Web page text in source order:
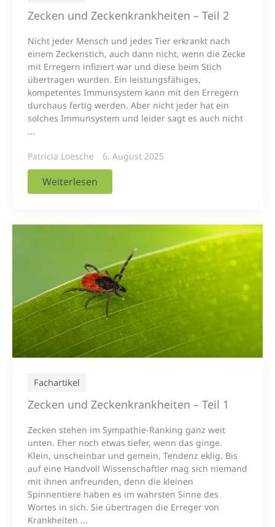
Zecken und Zeckenkrankheiten – Teil 2
Nicht jeder Mensch und jedes Tier erkrankt nach
einem Zeckenstich, auch dann nicht, wenn die Zecke
mit Erregern infiziert war und diese beim Stich
übertragen wurden. Ein leistungsfähiges,
kompetentes Immunsystem kann mit den Erregern
durchaus fertig werden. Aber nicht jeder hat ein
solches Immunsystem und leider sagt es auch nicht
...
Patricia Loesche 6. August 2025
Weiterlesen
Fachartikel
Zecken und Zeckenkrankheiten – Teil 1
Zecken stehen im Sympathie-Ranking ganz weit
unten. Eher noch etwas tiefer, wenn das ginge.
Klein, unscheinbar und gemein, Tendenz eklig. Bis
auf eine Handvoll Wissenschaftler mag sich niemand
mit ihnen anfreunden, denn die kleinen
Spinnentiere haben es im wahrsten Sinne des
Wortes in sich. Sie übertragen die Erreger von
Krankheiten ...